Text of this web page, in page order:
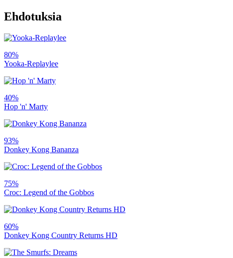
Ehdotuksia
80%
Yooka-Replaylee
40%
Hop 'n' Marty
93%
Donkey Kong Bananza
75%
Croc: Legend of the Gobbos
60%
Donkey Kong Country Returns HD